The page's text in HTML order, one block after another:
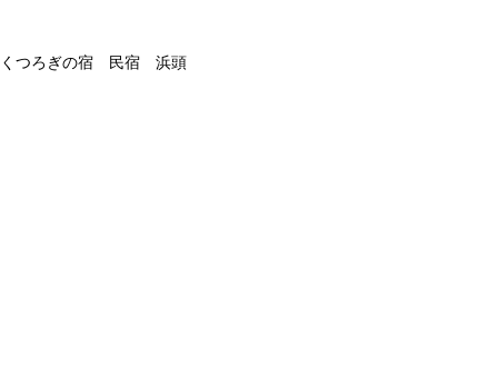
くつろぎの宿 民宿 浜頭